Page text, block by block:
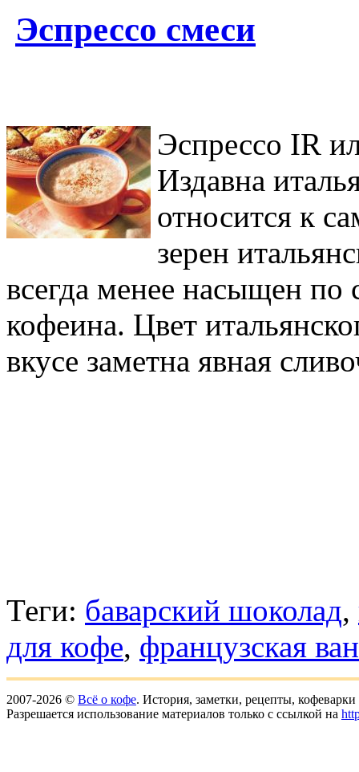
Эспрессо смеси
Эспрессо IR
Издавна
относится к
зерен
всегда менее насыщен
кофеина. Цвет
вкусе заметна явная
Теги: баварский шоколад,
для кофе, французская
2007-2026 © Всё о кофе. История, заметки, рецепты,
Разрешается использование материалов только с ссылкой на